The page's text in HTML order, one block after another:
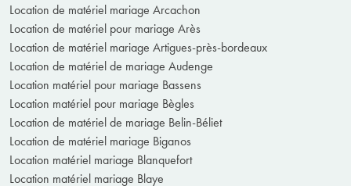
Location de matériel mariage Arcachon
Location de matériel pour mariage Arès
Location de matériel mariage Artigues-près-bordeaux
Location de matériel de mariage Audenge
Location matériel pour mariage Bassens
Location matériel pour mariage Bègles
Location de matériel de mariage Belin-Béliet
Location de matériel mariage Biganos
Location matériel mariage Blanquefort
Location matériel mariage Blaye